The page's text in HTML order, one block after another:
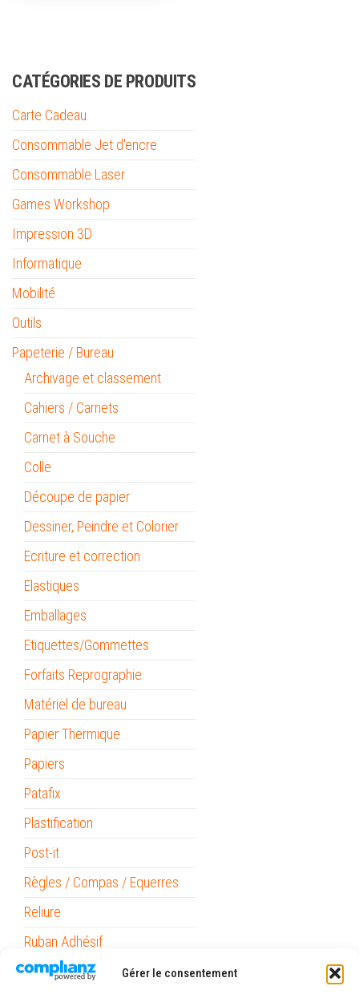
Gérer le consentement
CATÉGORIES DE PRODUITS
Carte Cadeau
Consommable Jet d'encre
Consommable Laser
Games Workshop
Impression 3D
Informatique
Mobilité
Outils
Papeterie / Bureau
Archivage et classement
Cahiers / Carnets
Carnet à Souche
Colle
Découpe de papier
Dessiner, Peindre et Colorier
Ecriture et correction
Elastiques
Emballages
Etiquettes/Gommettes
Forfaits Reprographie
Matériel de bureau
Papier Thermique
Papiers
Patafix
Plastification
Post-it
Règles / Compas / Equerres
Reliure
Ruban Adhésif
Stabilo Point 88